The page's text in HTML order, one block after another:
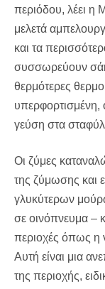
περιόδου, λέει η
μελετά
και τα
συσσωρεύουν
θερμότερες
υπερφορτισμένη,
γεύση στα
Οι ζύμες
της ζύμωσης και
γλυκύτερων
σε οινόπνευμα –
περιοχές όπως η
Αυτή είναι μια
της περιοχής,